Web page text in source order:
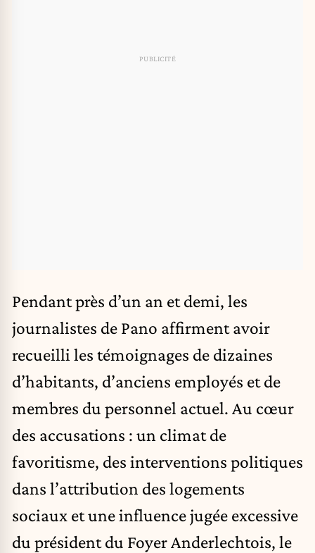
Pendant près d’un an et demi, les
journalistes de Pano affirment avoir
recueilli les témoignages de dizaines
d’habitants, d’anciens employés et de
membres du personnel actuel. Au cœur
des accusations : un climat de
favoritisme, des interventions politiques
dans l’attribution des logements
sociaux et une influence jugée excessive
du président du Foyer Anderlechtois, le